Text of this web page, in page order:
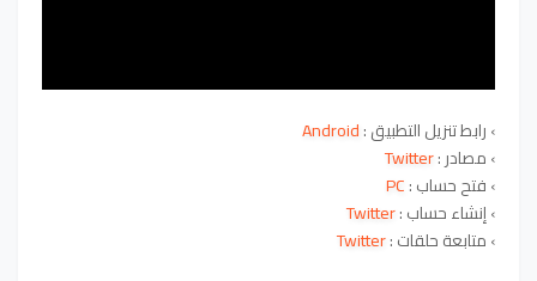
›رابط تنزيل التطبيق :Android
›مصادر :Twitter
›فتح حساب :PC
›إنشاء حساب :Twitter
›متابعة حلقات :Twitter